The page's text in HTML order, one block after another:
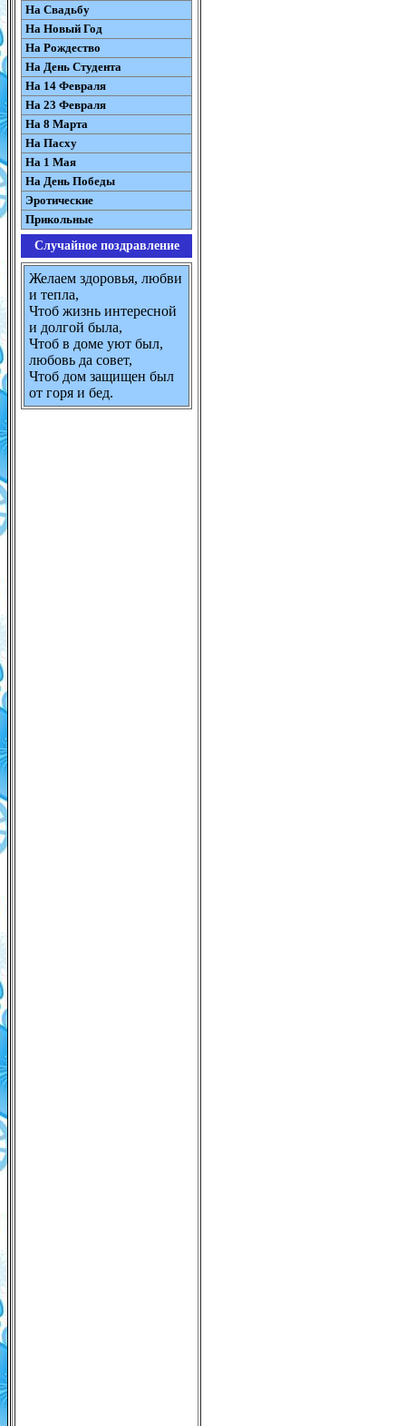
На Свадьбу
На Новый Год
На Рождество
На День Студента
На 14 Февраля
На 23 Февраля
На 8 Марта
На Пасху
На 1 Мая
На День Победы
Эротические
Прикольные
Случайное поздравление
Желаем здоровья, любви
и тепла,
Чтоб жизнь интересной
и долгой была,
Чтоб в доме уют был,
любовь да совет,
Чтоб дом защищен был
от горя и бед.